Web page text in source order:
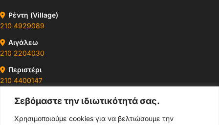
Σεβόμαστε την ιδιωτικότητά σας.
Χρησιμοποιούμε cookies για να βελτιώσουμε την
Ρέντη (Village)
210 4929089
Αιγάλεω
210 2204030
Περιστέρι
210 4400147
Ωράρια & Διευθύνσεις →